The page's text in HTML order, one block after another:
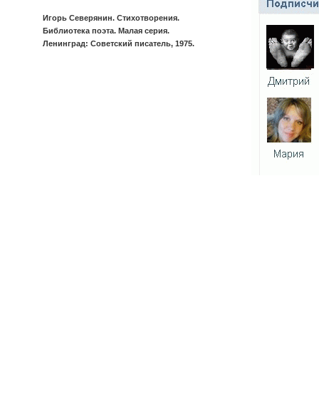
Игорь Северянин. Стихотворения.
Библиотека поэта. Малая серия.
Ленинград: Советский писатель, 1975.